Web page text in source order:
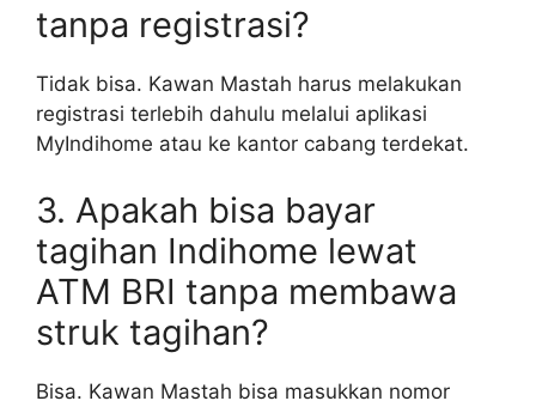
tanpa registrasi?
Tidak bisa. Kawan Mastah harus melakukan
registrasi terlebih dahulu melalui aplikasi
MyIndihome atau ke kantor cabang terdekat.
3. Apakah bisa bayar
tagihan Indihome lewat
ATM BRI tanpa membawa
struk tagihan?
Bisa. Kawan Mastah bisa masukkan nomor